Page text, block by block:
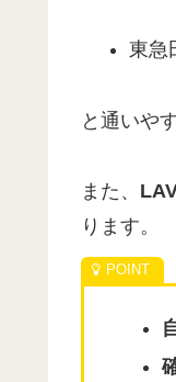
東急
と通いや
また、
ります。